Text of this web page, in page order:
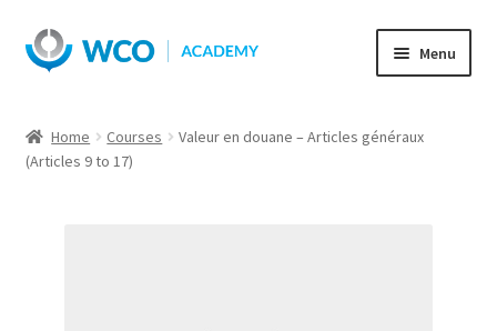
Skip
to
Skip
to
Menu
Home Courses
Valeur en douane – Articles généraux
(Articles 9 to 17)